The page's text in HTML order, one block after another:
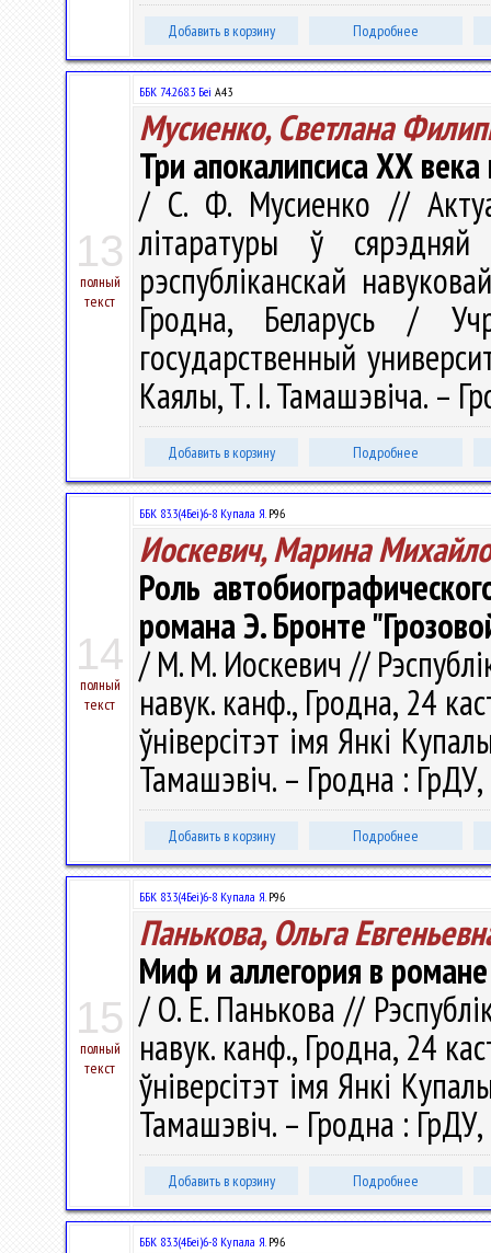
Добавить в корзину Подробнее
13
полный
текст
ББК 74.268.3 Беі А43
Мусиенко, Светлана
Три апокалипсиса ХХ
/ С. Ф. Мусиенко //
літаратуры ў
рэспубліканскай
Гродна, Беларусь /
государственный
Каялы, Т. І. Тамашэвіча. –
Добавить в корзину Подробнее
14
полный
текст
ББК 83.3(4Беі)6-8 Купала Я.Р96
Иоскевич, Марина
Роль
романа Э. Бронте
/ М. М. Иоскевич //
навук. канф., Гродна, 24
ўнiверсітэт iмя Янкі
Тамашэвіч. – Гродна :
Добавить в корзину Подробнее
15
полный
текст
ББК 83.3(4Беі)6-8 Купала Я.Р96
Панькова, Ольга
Миф и аллегория в
/ О. Е. Панькова //
навук. канф., Гродна, 24
ўнiверсітэт iмя Янкі
Тамашэвіч. – Гродна :
Добавить в корзину Подробнее
ББК 83.3(4Беі)6-8 Купала Я.Р96